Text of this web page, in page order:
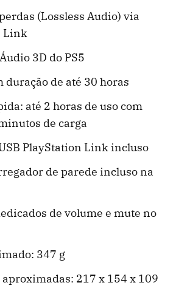
(Lossless Audio) via
Link
3D do PS5
duração de até 30 horas
até 2 horas de uso com
de carga
PlayStation Link incluso
de parede incluso na
de volume e mute no
347 g
217 x 154 x 109